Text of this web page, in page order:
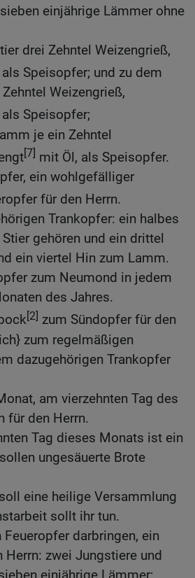
einjährige Lämmer ohne
drei Zehntel Weizengrieß,
Speisopfer; und zu dem
Weizengrieß,
Speisopfer;
je ein Zehntel
[7] mit Öl, als Speisopfer.
ein wohlgefälliger
für den Herrn.
Trankopfer: ein halbes
gehören und ein drittel
ein viertel Hin zum Lamm.
zum Neumond in jedem
des Jahres.
[2] zum Sündopfer für den
zum regelmäßigen
dazugehörigen Trankopfer
am vierzehnten Tag des
für den Herrn.
Tag dieses Monats ist ein
ungesäuerte Brote
eine heilige Versammlung
sollt ihr tun.
darbringen, ein
Herrn: zwei Jungstiere und
einjährige Lämmer;